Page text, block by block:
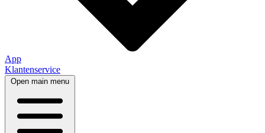
App
Klantenservice
Open main menu